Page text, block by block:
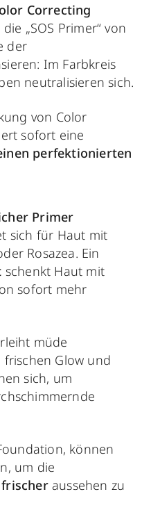
Correcting
„SOS Primer“ von
der
Im Farbkreis
neutralisieren sich.
von Color
sofort eine
perfektionierten
Primer
sich für Haut mit
Rosazea. Ein
schenkt Haut mit
sofort mehr
müde
Glow und
sich, um
können
um die
aussehen zu